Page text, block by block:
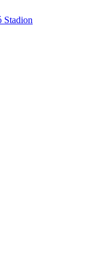
Stadion